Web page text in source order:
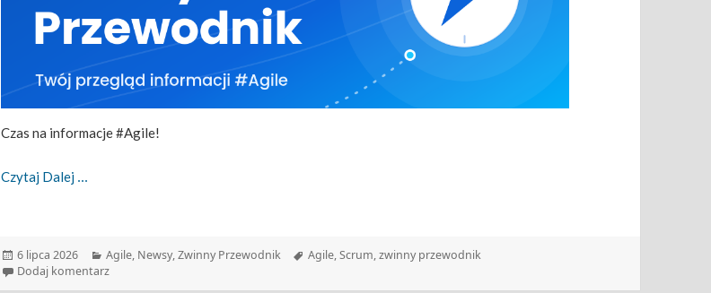
Czas na informacje #Agile!
Czytaj Dalej
Data
publikacji
6 lipca 2026 Kategorie
Agile, Newsy,Zwinny Przewodnik Tagi
Agile,Scrum,zwinny przewodnik
Dodaj komentarzdo Zwinny Przewodnik – 06.07.2026